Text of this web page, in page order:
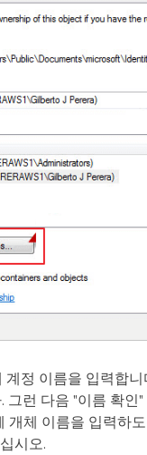
계정 이름을 입력합니
그런 다음 "이름 확인"
개체 이름을 입력하
시오.